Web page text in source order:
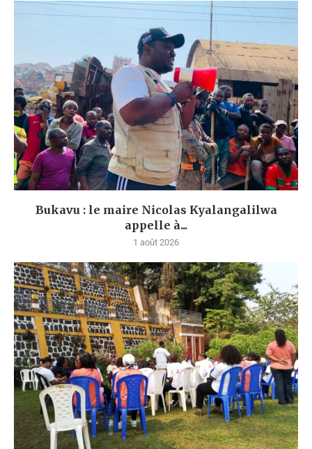
Bukavu : le maire Nicolas Kyalangalilwa
appelle à...
1 août 2026